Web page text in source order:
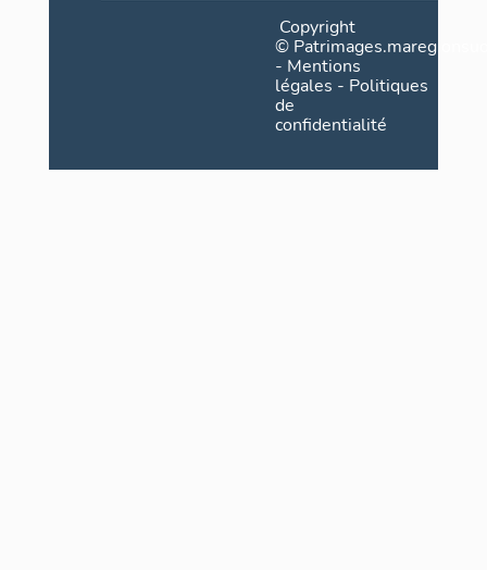
Copyright
©
- Mentions
légales - Politiques
de
confidentialité